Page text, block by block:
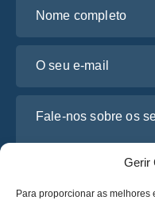
Gerir
Para proporcionar as